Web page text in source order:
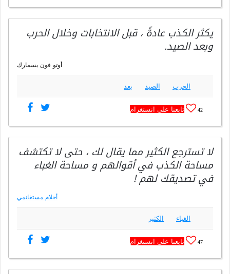
يكثر الكذب عادةً ، قبل الانتخابات وخلال الحرب
وبعد الصيد.
أوتو فون بسمارك
الحرب الصيد بعد
42 تابعنا على انستغرام
لا تسترجع الكثير مما يقال لك ، حتى لا تكتشف
مساحة الكذب في أقوالهم و مساحة الغباء
في تصديقك لهم !
أحلام مستغانمي
الغباء الكثير
47 تابعنا على انستغرام